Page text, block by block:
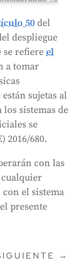
50del
despliegue
se refiereel
a tomar
sujetas al
los sistemas de
se
2016/680.
con las
el sistema
presente
→